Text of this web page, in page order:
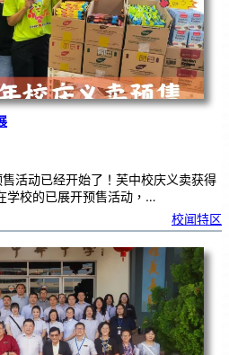
活动已经开始了！芙中校庆义卖获得
学校的已展开预售活动，…
校闻特区